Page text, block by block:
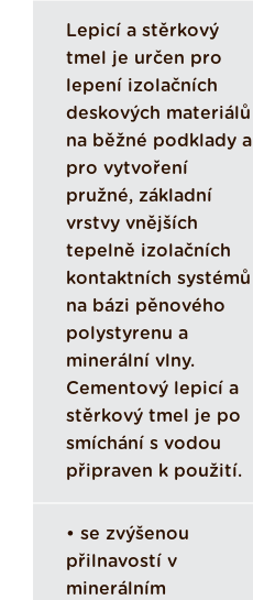
Lepicí a stěrkový
tmel je určen pro
lepení izolačních
deskových materiálů
na běžné podklady a
pro vytvoření
pružné, základní
vrstvy vnějších
tepelně izolačních
kontaktních systémů
na bázi pěnového
polystyrenu a
minerální vlny.
Cementový lepicí a
stěrkový tmel je po
smíchání s vodou
připraven k použití.
• se zvýšenou
přilnavostí v
minerálním